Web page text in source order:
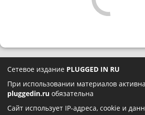
Сетевое издание PLUGGED IN RU
При использовании материалов
pluggedin.ru обязательна
Сайт использует IP-адреса, cookie и